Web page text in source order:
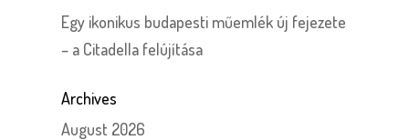
Egy ikonikus budapesti műemlék új fejezete
– a Citadella felújítása
Archives
August 2026